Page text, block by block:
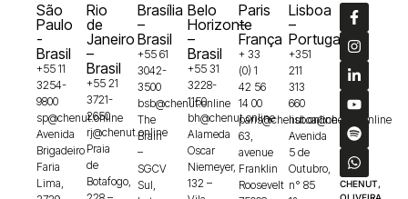
São
Paulo
-
Brasil
+55 11
3254-
9800
sp@chenut.online
Avenida
Brigadeiro
Faria
Lima,
Rio
de
Janeiro
–
Brasil
+55 21
3721-
2650
rj@chenut.online
Praia
de
Botafogo,
Brasília
–
Brasil
+55 61
3042-
3500
bsb@chenut.online
The
Brain
–
SGCV
Sul,
Belo
Horizonte
–
Brasil
+55 31
3228-
1150
bh@chenut.online
Alameda
Oscar
Niemeyer,
132 –
Paris
–
França
+ 33
(0) 1
42 56
14 00
paris@chenut.online
63,
avenue
Franklin
Roosevelt
Lisboa
–
Portugal
+351
211
313
660
lisboa@chenut.online
Avenida
5 de
Outubro,
n° 85
CHENUT,